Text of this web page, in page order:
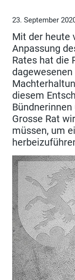
23. September
Mit der heute
Anpassung
Rates hat die
diesem
Grosse Rat
müssen, um